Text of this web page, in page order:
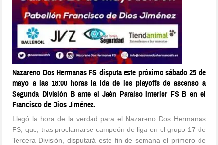
Nazareno Dos Hermanas FS disputa este próximo sábado 25 de
mayo a las 18:00 horas la ida de los playoffs de ascenso a
Segunda División B ante el Jaén Paraíso Interior FS B en el
Francisco de Dios Jiménez.
Llegó la hora de la verdad para el Nazareno Dos Hermanas
FS, que, tras proclamarse campeón de liga en el grupo 17 de
Tercera División, disputará este fin de semana el primero de